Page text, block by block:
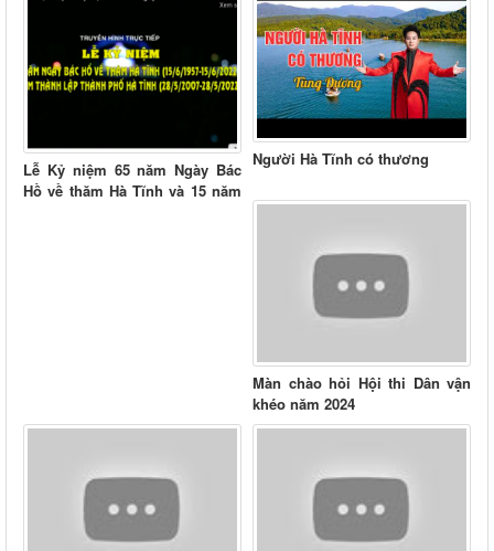
Lễ Kỷ niệm 65 năm Ngày Bác
Hồ về thăm Hà Tĩnh và 15 năm
Người Hà Tĩnh có thương
Màn chào hỏi Hội thi Dân vận
khéo năm 2024